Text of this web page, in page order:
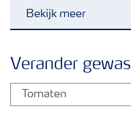
Bekijk meer
Gewassen
Verander gewas